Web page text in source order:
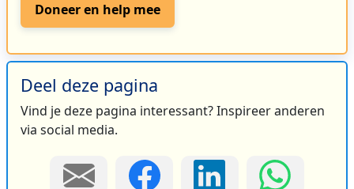
Doneer en help mee
Deel deze pagina
Vind je deze pagina interessant? Inspireer anderen
via social media.